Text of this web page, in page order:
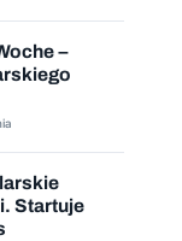
–
Startuje